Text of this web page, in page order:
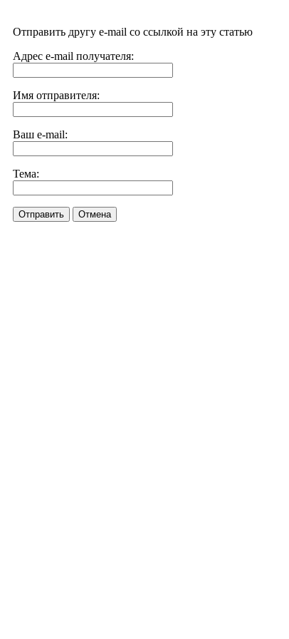
Отправить другу e-mail со ссылкой на эту статью
Адрес e-mail получателя:
Имя отправителя:
Ваш e-mail:
Тема:
Отправить Отмена